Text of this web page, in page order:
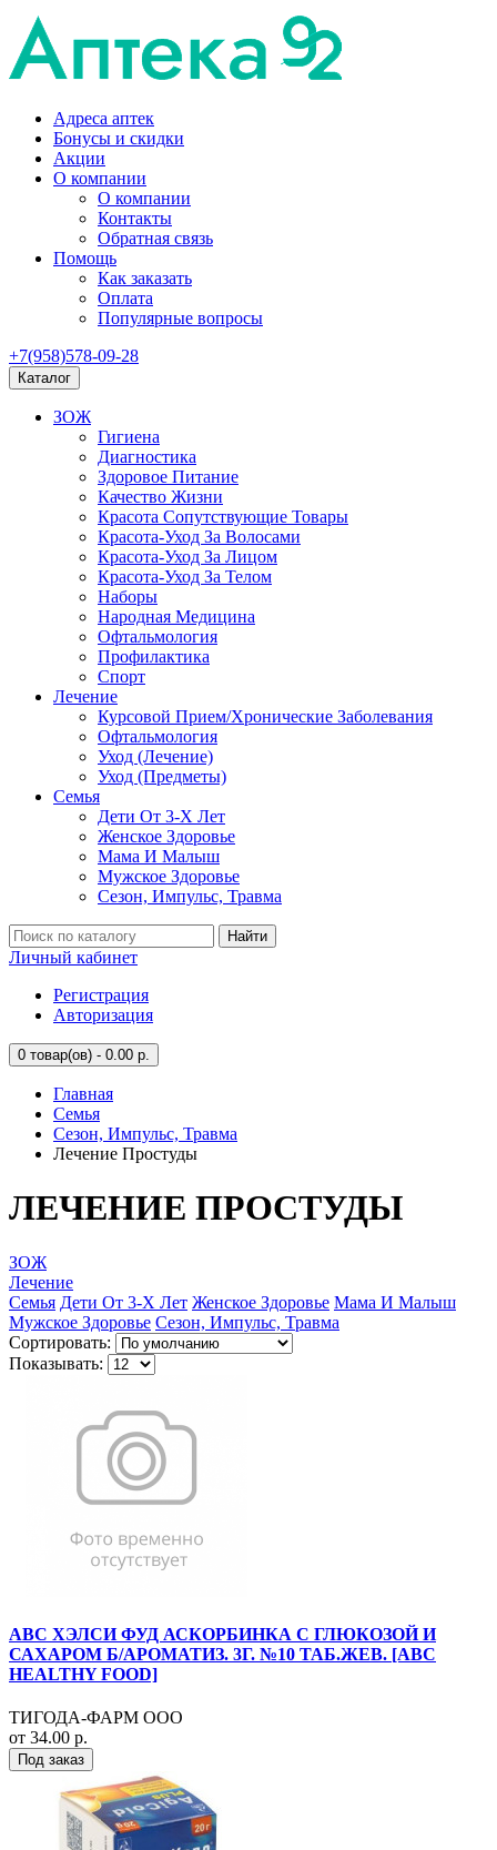
Адреса аптек
Бонусы и скидки
Акции
О компании
О компании
Контакты
Обратная связь
Помощь
Как заказать
Оплата
Популярные вопросы
+7(958)578-09-28
Каталог
ЗОЖ
Гигиена
Диагностика
Здоровое Питание
Качество Жизни
Красота Сопутствующие Товары
Красота-Уход За Волосами
Красота-Уход За Лицом
Красота-Уход За Телом
Наборы
Народная Медицина
Офтальмология
Профилактика
Спорт
Лечение
Курсовой Прием/Хронические Заболевания
Офтальмология
Уход (Лечение)
Уход (Предметы)
Семья
Дети От 3-Х Лет
Женское Здоровье
Мама И Малыш
Мужское Здоровье
Сезон, Импульс, Травма
Найти
Личный кабинет
Регистрация
Авторизация
0 товар(ов) - 0.00 р.
Главная
Семья
Сезон, Импульс, Травма
Лечение Простуды
ЛЕЧЕНИЕ ПРОСТУДЫ
ЗОЖ
Лечение
Семья Дети От 3-Х Лет Женское Здоровье Мама И Малыш
Мужское Здоровье Сезон, Импульс, Травма
Сортировать:
Показывать:
АВС ХЭЛСИ ФУД АСКОРБИНКА С ГЛЮКОЗОЙ И
САХАРОМ Б/АРОМАТИЗ. 3Г. №10 ТАБ.ЖЕВ. [ABC
HEALTHY FOOD]
ТИГОДА-ФАРМ ООО
от 34.00 р.
Под заказ